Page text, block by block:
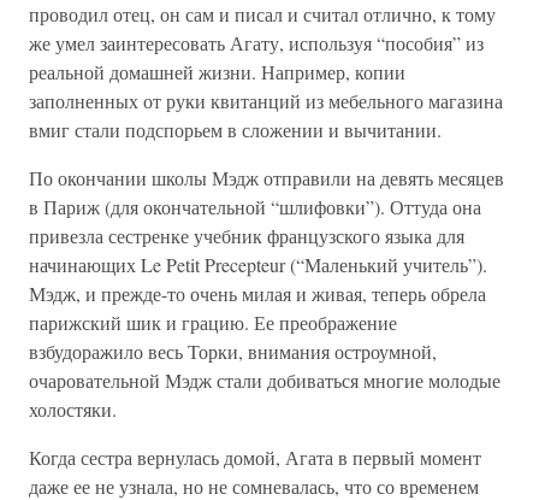
проводил отец, он сам и писал и считал отлично, к тому
же умел заинтересовать Агату, используя “пособия” из
реальной домашней жизни. Например, копии
заполненных от руки квитанций из мебельного магазина
вмиг стали подспорьем в сложении и вычитании.
По окончании школы Мэдж отправили на девять месяцев
в Париж (для окончательной “шлифовки”). Оттуда она
привезла сестренке учебник французского языка для
начинающих Le Petit Precepteur (“Маленький учитель”).
Мэдж, и прежде-то очень милая и живая, теперь обрела
парижский шик и грацию. Ее преображение
взбудоражило весь Торки, внимания остроумной,
очаровательной Мэдж стали добиваться многие молодые
холостяки.
Когда сестра вернулась домой, Агата в первый момент
даже ее не узнала, но не сомневалась, что со временем